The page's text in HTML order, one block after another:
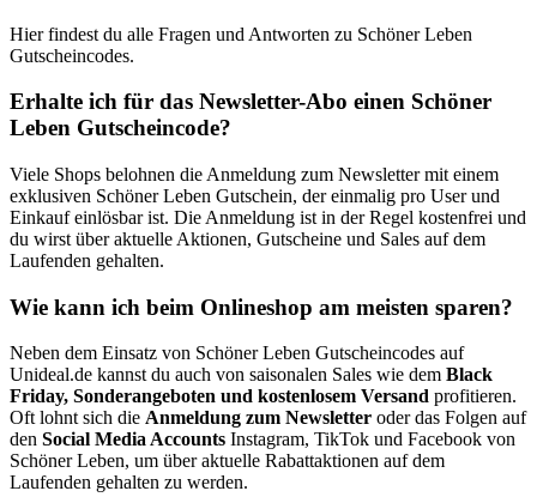
Hier findest du alle Fragen und Antworten zu Schöner Leben
Gutscheincodes.
Erhalte ich für das Newsletter-Abo einen Schöner
Leben Gutscheincode?
Viele Shops belohnen die Anmeldung zum Newsletter mit einem
exklusiven Schöner Leben Gutschein, der einmalig pro User und
Einkauf einlösbar ist. Die Anmeldung ist in der Regel kostenfrei und
du wirst über aktuelle Aktionen, Gutscheine und Sales auf dem
Laufenden gehalten.
Wie kann ich beim Onlineshop am meisten sparen?
Neben dem Einsatz von Schöner Leben Gutscheincodes auf
Unideal.de kannst du auch von saisonalen Sales wie dem Black
Friday, Sonderangeboten und kostenlosem Versand profitieren.
Oft lohnt sich die Anmeldung zum Newsletter oder das Folgen auf
den Social Media Accounts Instagram, TikTok und Facebook von
Schöner Leben, um über aktuelle Rabattaktionen auf dem
Laufenden gehalten zu werden.